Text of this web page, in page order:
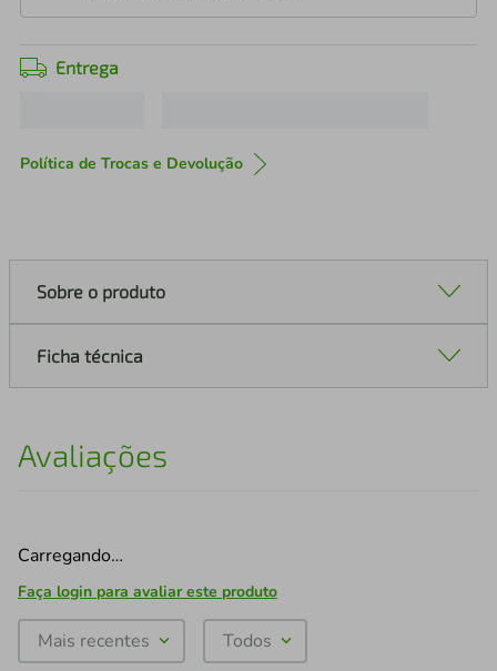
Entrega
Política de Trocas e Devolução
Sobre o produto
Ficha técnica
Avaliações
Carregando…
Faça login para avaliar este produto
Mais recentes Todos